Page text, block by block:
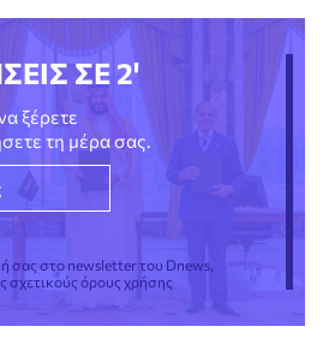
ΣΕ 2'
ξέρετε
τη μέρα σας.
σας στο newsletter του Dnews,
σχετικούς όρους χρήσης